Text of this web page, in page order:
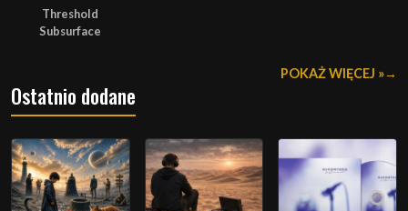
Threshold
Subsurface
POKAŻ WIĘCEJ »
Ostatnio dodane